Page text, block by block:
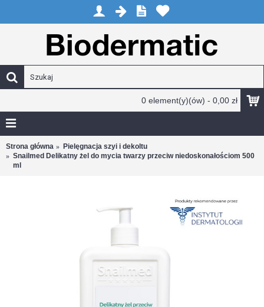
0 element(y)(ów) - 0,00 zł
Strona główna
Pielęgnacja szyi i dekoltu
Snailmed Delikatny żel do mycia twarzy przeciw niedoskonałościom 500
ml